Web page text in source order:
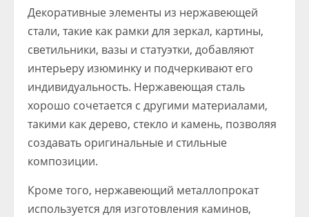
Декоративные элементы из нержавеющей
стали, такие как рамки для зеркал, картины,
светильники, вазы и статуэтки, добавляют
интерьеру изюминку и подчеркивают его
индивидуальность. Нержавеющая сталь
хорошо сочетается с другими материалами,
такими как дерево, стекло и камень, позволяя
создавать оригинальные и стильные
композиции.
Кроме того, нержавеющий металлопрокат
используется для изготовления каминов,